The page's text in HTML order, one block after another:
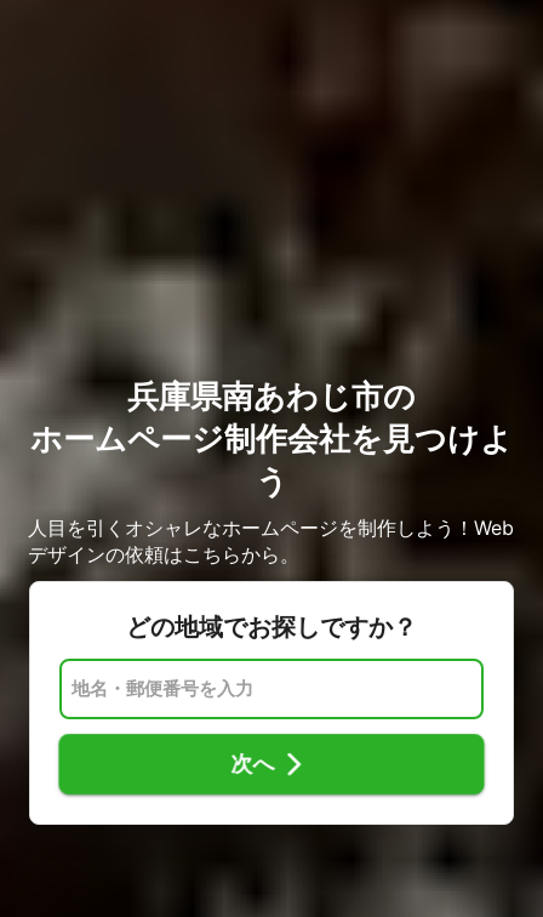
兵庫県南あわじ市の
ホームページ制作会社を見つけよ
う
人目を引くオシャレなホームページを制作しよう！Web
デザインの依頼はこちらから。
どの地域でお探しですか？
次へ